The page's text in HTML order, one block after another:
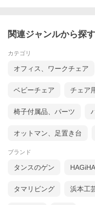
関連ジャンルから探す
カテゴリ
オフィス、ワークチェア
ベビーチェア チェア
椅子付属品、パーツ
オットマン、足置き台
ブランド
タンスのゲン
タマリビング 浜本工